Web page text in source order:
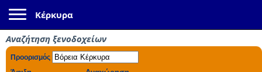
Κέρκυρα
Αναζήτηση ξενοδοχείων